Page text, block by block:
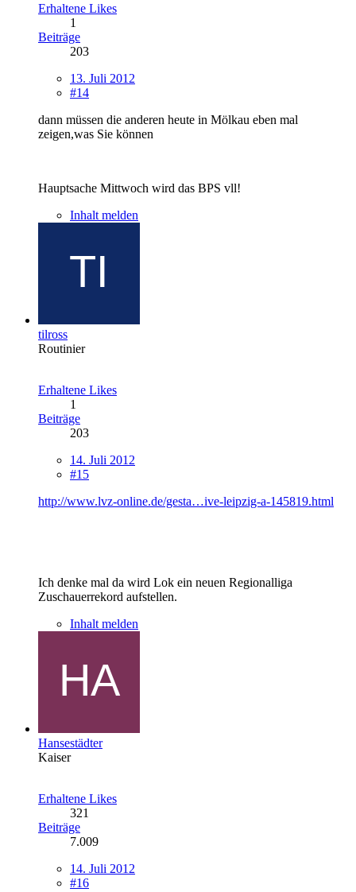
Erhaltene Likes
1
Beiträge
203
13. Juli 2012
#14
dann müssen die anderen heute in Mölkau eben mal
zeigen,was Sie können
Hauptsache Mittwoch wird das BPS vll!
Inhalt melden
tilross
Routinier
Erhaltene Likes
1
Beiträge
203
14. Juli 2012
#15
http://www.lvz-online.de/gesta…ive-leipzig-a-145819.html
Ich denke mal da wird Lok ein neuen Regionalliga
Zuschauerrekord aufstellen.
Inhalt melden
Hansestädter
Kaiser
Erhaltene Likes
321
Beiträge
7.009
14. Juli 2012
#16